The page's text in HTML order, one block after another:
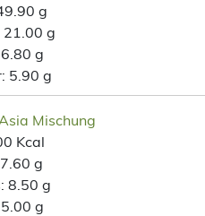
g
21.00 g
g
5.90 g
Mischung
Kcal
7.60 g
8.50 g
g